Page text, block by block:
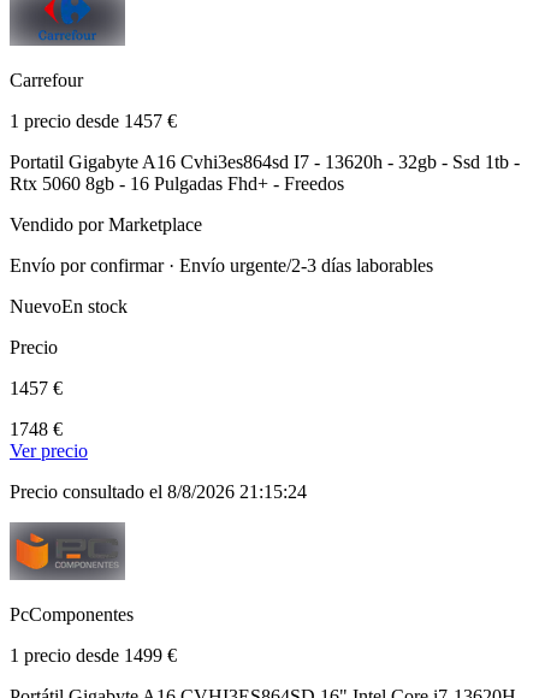
Carrefour
1 precio desde 1457 €
Portatil Gigabyte A16 Cvhi3es864sd I7 - 13620h - 32gb - Ssd 1tb -
Rtx 5060 8gb - 16 Pulgadas Fhd+ - Freedos
Vendido por Marketplace
Envío por confirmar · Envío urgente/2-3 días laborables
NuevoEn stock
Precio
1457 €
1748 €
Ver precio
Precio consultado el 8/8/2026 21:15:24
PcComponentes
1 precio desde 1499 €